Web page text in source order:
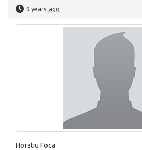
9 years ago
Horatiu Foca